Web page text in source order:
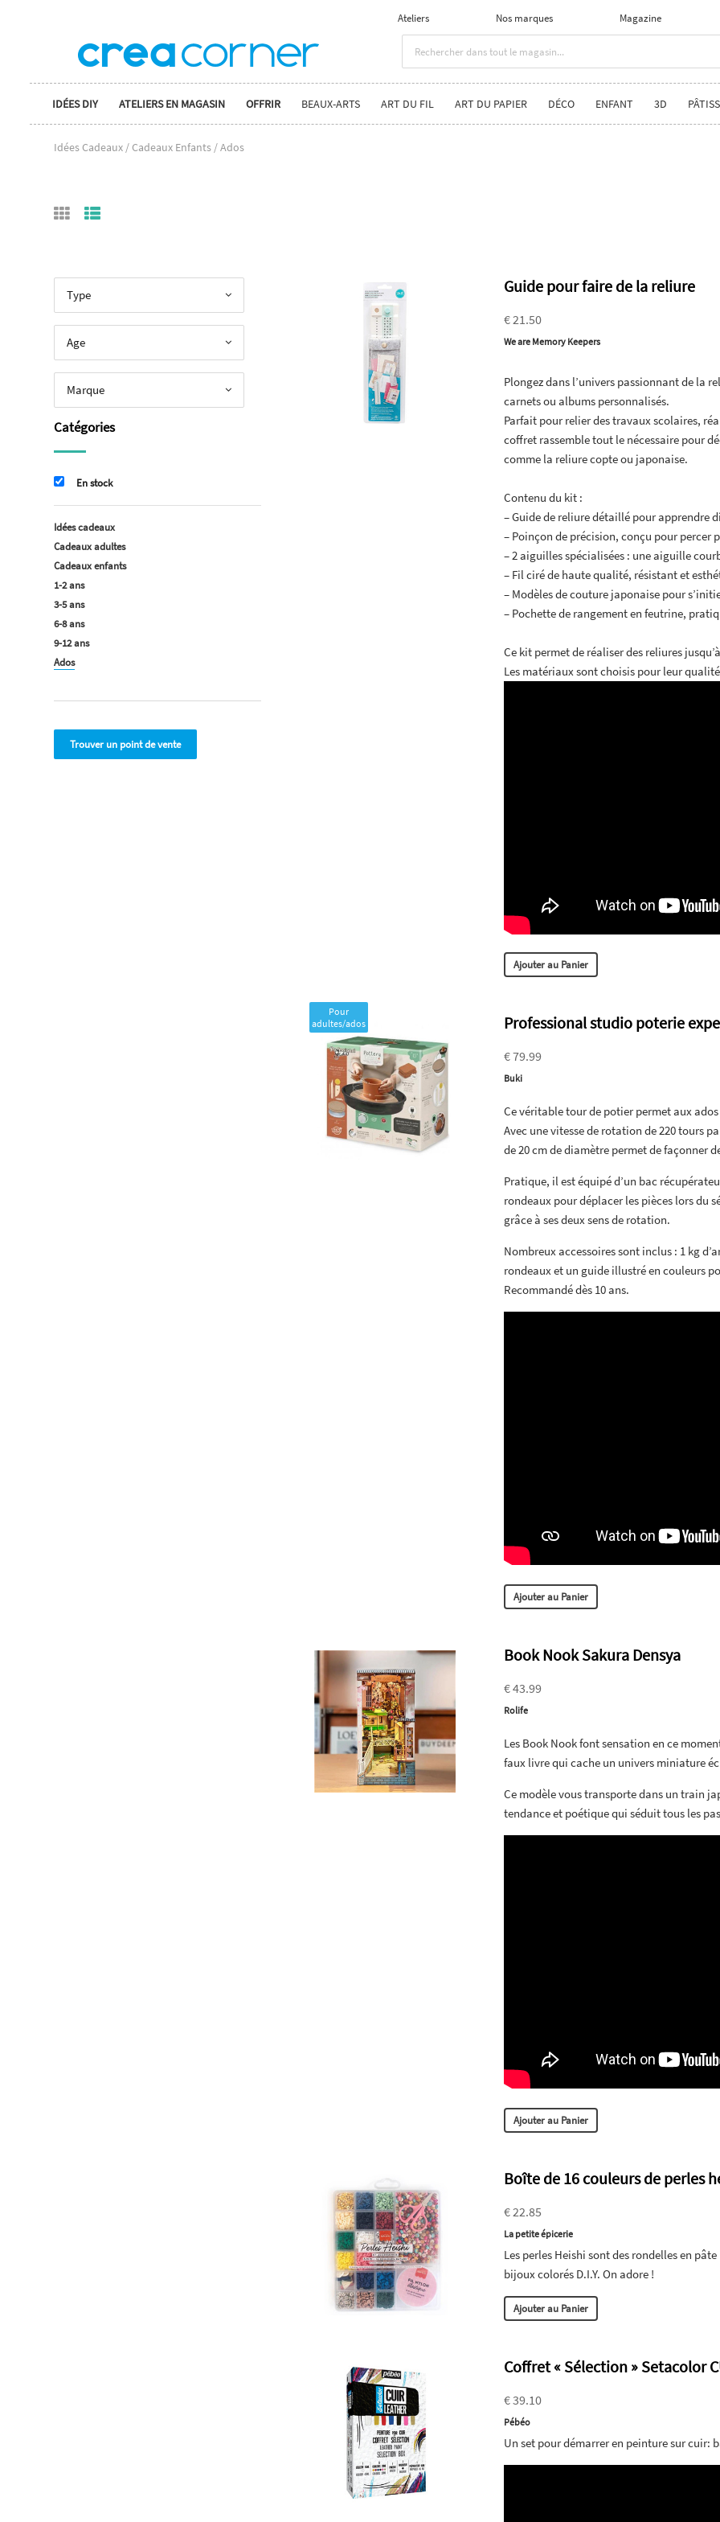
Ateliers Nos marques Magazine
IDÉES DIY ATELIERS EN MAGASIN OFFRIR BEAUX-ARTS ART DU FIL ART DU PAPIER DÉCO ENFANT 3D
Idées Cadeaux / Cadeaux Enfants / Ados
Guide pour faire de la reliure
€ 21.50
We are Memory Keepers
Plongez dans l’univers passionnant de la
carnets ou albums personnalisés.
Parfait pour relier des travaux scolaires,
coffret rassemble tout le nécessaire pour
comme la reliure copte ou japonaise.
Contenu du kit :
– Guide de reliure détaillé pour apprendre
– Poinçon de précision, conçu pour percer
– 2 aiguilles spécialisées : une aiguille
– Fil ciré de haute qualité, résistant et
– Modèles de couture japonaise pour
– Pochette de rangement en feutrine,
Ce kit permet de réaliser des reliures
Les matériaux sont choisis pour leur
Ajouter au Panier
Pour
adultes/ados
Professional studio poterie
€ 79.99
Buki
Ce véritable tour de potier permet aux
Avec une vitesse de rotation de 220 tours
de 20 cm de diamètre permet de façonner
Pratique, il est équipé d’un bac
rondeaux pour déplacer les pièces lors du
grâce à ses deux sens de rotation.
Nombreux accessoires sont inclus : 1 kg
rondeaux et un guide illustré en couleurs
Recommandé dès 10 ans.
Ajouter au Panier
Book Nook Sakura Densya
€ 43.99
Rolife
Les Book Nook font sensation en ce
faux livre qui cache un univers miniature
Ce modèle vous transporte dans un train
tendance et poétique qui séduit tous les
Ajouter au Panier
Boîte de 16 couleurs de perles
€ 22.85
La petite épicerie
Les perles Heishi sont des rondelles en
bijoux colorés D.I.Y. On adore !
Ajouter au Panier
Coffret « Sélection » Setacolor
€ 39.10
Pébéo
Un set pour démarrer en peinture sur cuir:
Type
Age
Marque
Catégories
En stock
Idées cadeaux
Cadeaux adultes
Cadeaux enfants
1-2 ans
3-5 ans
6-8 ans
9-12 ans
Ados
Trouver un point de vente